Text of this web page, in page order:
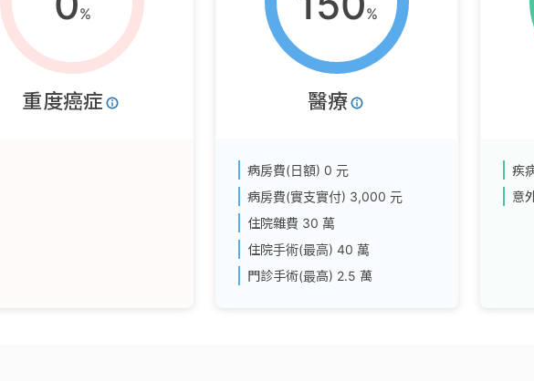
%
重度癌症
%
醫療
病房費(日額) 0 元
病房費(實支實付) 3,000 元
住院雜費 30 萬
住院手術(最高) 40 萬
門診手術(最高) 2.5 萬
疾
意